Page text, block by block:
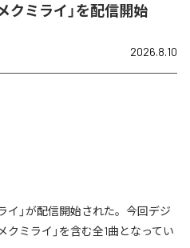
クミライ」を配信開始
2026.8.10
イ」が配信開始された。今回デジ
クミライ」を含む全1曲となってい